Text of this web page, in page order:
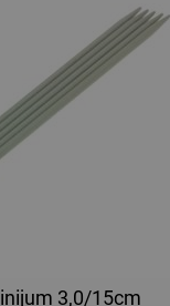
3,0/15cm